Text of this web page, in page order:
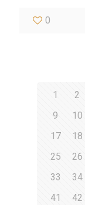
0
1 2
9
10
17
18
25
26
33
34
41
42